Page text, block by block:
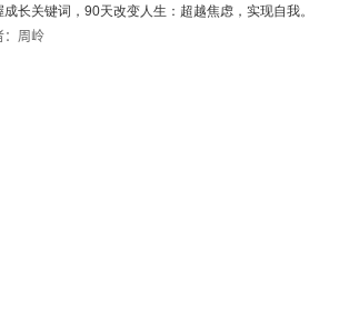
哲思：现代哲学的边缘
的具有严密逻辑性和高度思辨性的情
成长关键词，90天改变人生：超越焦虑，实现自我。
：周岭